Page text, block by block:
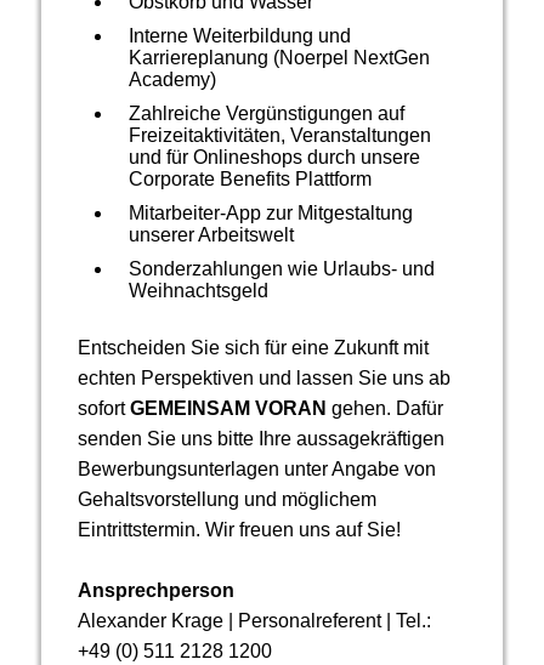
Interne Weiterbildung und
Karriereplanung (Noerpel NextGen
Academy)
Zahlreiche Vergünstigungen auf
Freizeitaktivitäten, Veranstaltungen
und für Onlineshops durch unsere
Corporate Benefits Plattform
Mitarbeiter-App zur Mitgestaltung
unserer Arbeitswelt
Sonderzahlungen wie Urlaubs- und
Weihnachtsgeld
Entscheiden Sie sich für eine Zukunft mit
echten Perspektiven und lassen Sie uns ab
sofortGEMEINSAM VORAN gehen. Dafür
senden Sie uns bitte Ihre aussagekräftigen
Bewerbungsunterlagen unter Angabe von
Gehalts­vor­stellung und möglichem
Eintrittstermin. Wir freuen uns auf Sie!
Ansprechperson
Alexander Krage | Personalreferent | Tel.:
+49 (0) 511 2128 1200